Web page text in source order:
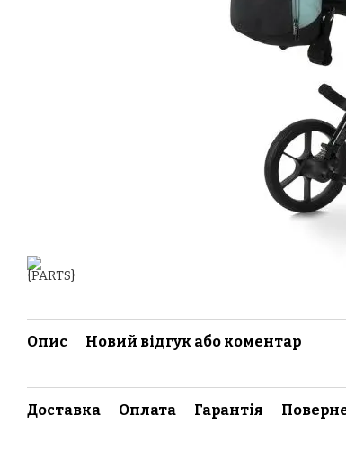
Опис Новий відгук або коментар
Доставка Оплата Гарантія